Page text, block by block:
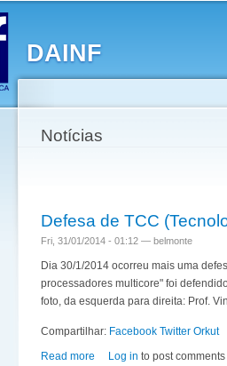
DAINF
Notícias
Defesa de TCC
Fri, 31/01/2014 - 01:12 — belmonte
Dia 30/1/2014 ocorreu mais uma
processadores multicore" foi
foto, da esquerda para direita: Prof.
Compartilhar: Facebook Twitter Orkut
Read more about Defesa de TCC
Log in to post comments